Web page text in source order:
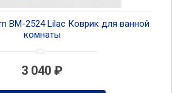
BM-2524 Lilac Коврик для ванной
комнаты
3 040 ₽